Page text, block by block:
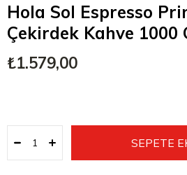
Hola Sol Espresso
Çekirdek Kahve 1000
₺1.579,00